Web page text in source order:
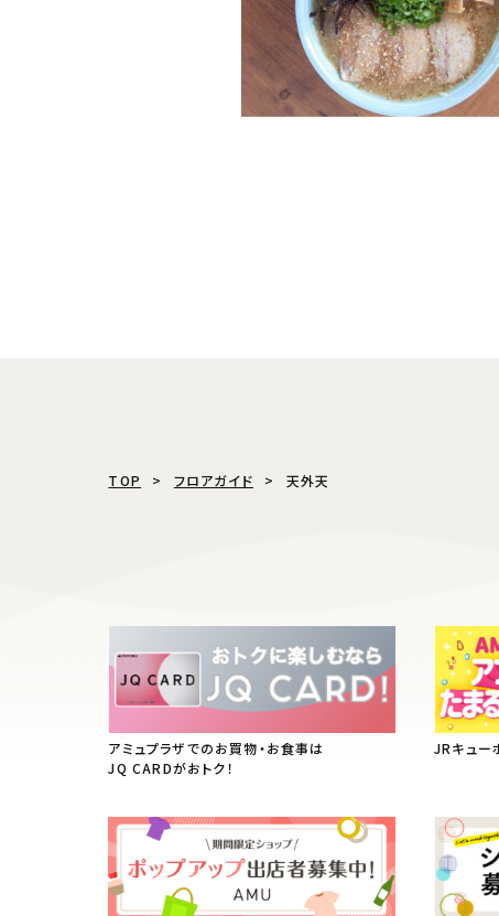
TOP フロアガイド 天外天
アミュプラザでのお買物・お食事は
JQ CARDがおトク！
JRキュー